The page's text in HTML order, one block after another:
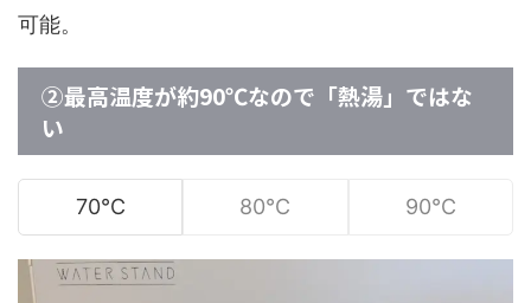
可能。
②最高温度が約90℃なので「熱湯」ではな
い
70℃ 80℃ 90℃